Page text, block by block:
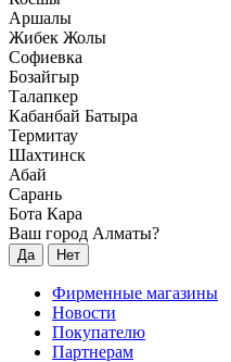
Аршалы
Жибек Жолы
Софиевка
Бозайгыр
Талапкер
Кабанбай Батыра
Термитау
Шахтинск
Абай
Сарань
Бота Кара
Ваш город Алматы?
Да Нет
Фирменные магазины
Новости
Покупателю
Партнерам